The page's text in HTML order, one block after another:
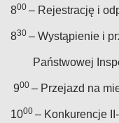
800 – Rejestrację i
830 – Wystąpienie i
Państwowej
900 – Przejazd na
1000 – Konkurencje